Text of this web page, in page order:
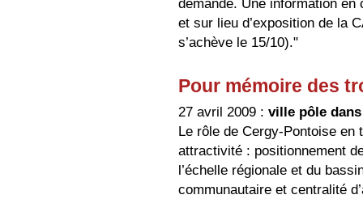
demande. Une information
et sur lieu d’exposition de la
s’achève le 15/10)."
Pour mémoire des
27 avril 2009 : ville pôle
Le rôle de Cergy-Pontoise en
attractivité : positionnement
l’échelle régionale et du
communautaire et centralité